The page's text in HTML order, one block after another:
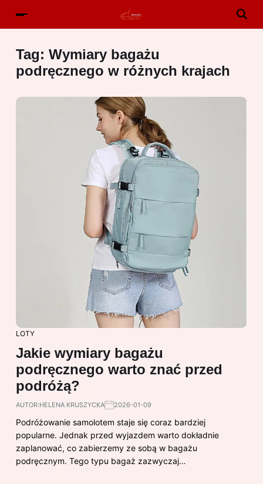
Tag: Wymiary bagażu
podręcznego w różnych krajach
LOTY
Jakie wymiary bagażu
podręcznego warto znać przed
podróżą?
AUTOR:HELENA KRUSZYCKA 2026-01-09
Podróżowanie samolotem staje się coraz bardziej
popularne. Jednak przed wyjazdem warto dokładnie
zaplanować, co zabierzemy ze sobą w bagażu
podręcznym. Tego typu bagaż zazwyczaj…